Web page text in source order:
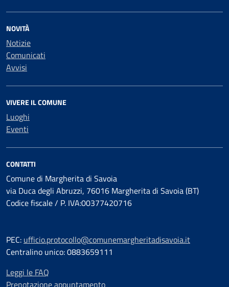
NOVITÀ
Notizie
Comunicati
Avvisi
VIVERE IL COMUNE
Luoghi
Eventi
CONTATTI
Comune di Margherita di Savoia
via Duca degli Abruzzi, 76016 Margherita di Savoia (BT)
Codice fiscale / P. IVA:00377420716
PEC: ufficio.protocollo@comunemargheritadisavoia.it
Centralino unico: 0883659111
Leggi le FAQ
Prenotazione appuntamento